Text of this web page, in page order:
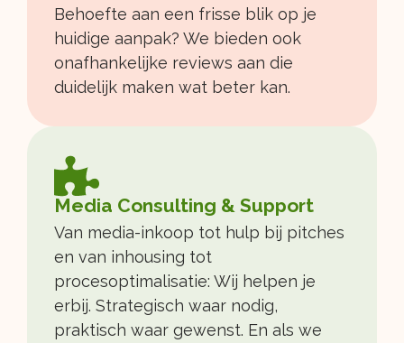
Behoefte aan een frisse blik op je
huidige aanpak? We bieden ook
onafhankelijke reviews aan die
duidelijk maken wat beter kan.
Media Consulting & Support
Van media-inkoop tot hulp bij pitches
en van inhousing tot
procesoptimalisatie: Wij helpen je
erbij. Strategisch waar nodig,
praktisch waar gewenst. En als we